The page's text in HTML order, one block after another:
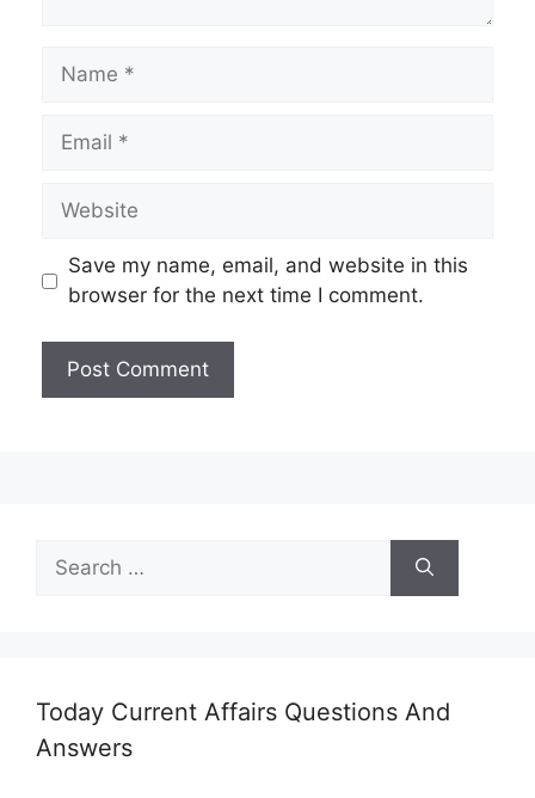
Name
Email
Website
Save my name, email, and website in this
browser for the next time I comment.
for:
Today Current Affairs Questions And
Answers